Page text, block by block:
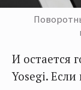
И остается
Yosegi.